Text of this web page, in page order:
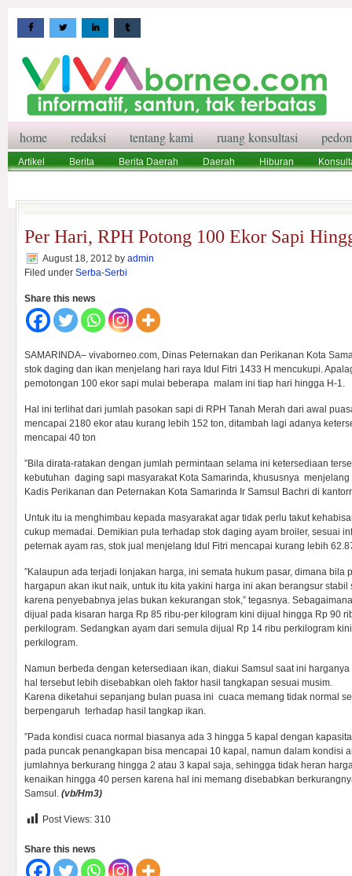
home redaksi tentang kami ruang konsultasi
Artikel Berita Berita Daerah Daerah Hiburan
Per Hari, RPH Potong 100 Ekor Sapi
August 18, 2012 by admin
Filed under Serba-Serbi
Share this news
SAMARINDA– vivaborneo.com, Dinas Peternakan dan Perikanan Kota
stok daging dan ikan menjelang hari raya Idul Fitri 1433 H mencukupi.
pemotongan 100 ekor sapi mulai beberapa malam ini tiap hari hingga H-1.
Hal ini terlihat dari jumlah pasokan sapi di RPH Tanah Merah dari awal
mencapai 2180 ekor atau kurang lebih 152 ton, ditambah lagi adanya
mencapai 40 ton
”Bila dirata-ratakan dengan jumlah permintaan selama ini ketersediaan
kebutuhan daging sapi masyarakat Kota Samarinda, khususnya menjelang
Kadis Perikanan dan Peternakan Kota Samarinda Ir Samsul Bachri di
Untuk itu ia menghimbau kepada masyarakat agar tidak perlu takut
cukup memadai. Demikian pula terhadap stok daging ayam broiler, sesuai
peternak ayam ras, stok jual menjelang Idul Fitri mencapai kurang lebih
”Kalaupun ada terjadi lonjakan harga, ini semata hukum pasar, dimana bila
hargapun akan ikut naik, untuk itu kita yakini harga ini akan berangsur
karena penyebabnya jelas bukan kekurangan stok,” tegasnya.
dijual pada kisaran harga Rp 85 ribu-per kilogram kini dijual hingga Rp 90
perkilogram. Sedangkan ayam dari semula dijual Rp 14 ribu perkilogram
perkilogram.
Namun berbeda dengan ketersediaan ikan, diakui Samsul saat ini
hal tersebut lebih disebabkan oleh faktor hasil tangkapan sesuai musim.
Karena diketahui sepanjang bulan puasa ini cuaca memang tidak normal
berpengaruh terhadap hasil tangkap ikan.
”Pada kondisi cuaca normal biasanya ada 3 hingga 5 kapal dengan
pada puncak penangkapan bisa mencapai 10 kapal, namun dalam kondisi
jumlahnya berkurang hingga 2 atau 3 kapal saja, sehingga tidak heran
kenaikan hingga 40 persen karena hal ini memang disebabkan
Samsul. (vb/Hm3)
Post Views: 310
Share this news